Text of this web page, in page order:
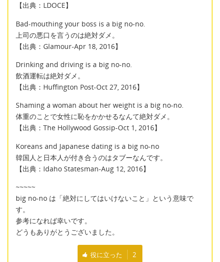
【出典：LDOCE】
Bad-mouthing your boss is a big no-no.
上司の悪口を言うのは絶対ダメ。
【出典：Glamour-Apr 18, 2016】
Drinking and driving is a big no-no.
飲酒運転は絶対ダメ。
【出典：Huffington Post-Oct 27, 2016】
Shaming a woman about her weight is a big no-no.
体重のことで女性に恥をかかせるなんて絶対ダメ。
【出典：The Hollywood Gossip-Oct 1, 2016】
Koreans and Japanese dating is a big no-no
韓国人と日本人が付き合うのはタブーなんです。
【出典：Idaho Statesman-Aug 12, 2016】
~~~~~
big no-no は「絶対にしてはいけないこと」という意味で
す。
参考になれば幸いです。
どうもありがとうございました。
役に立った 2